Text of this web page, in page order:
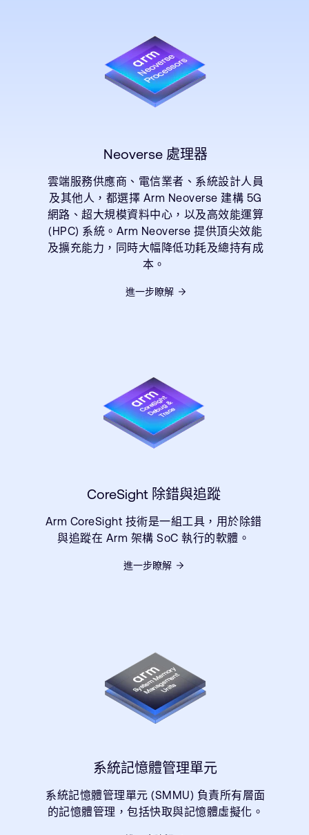
Neoverse 處理器
雲端服務供應商、電信業者、系統設計人員
及其他人，都選擇 Arm Neoverse 建構 5G
網路、超大規模資料中心，以及高效能運算
(HPC) 系統。Arm Neoverse 提供頂尖效能
及擴充能力，同時大幅降低功耗及總持有成
本。
進一步瞭解
CoreSight 除錯與追蹤
Arm CoreSight 技術是一組工具，用於除錯
與追蹤在 Arm 架構 SoC 執行的軟體。
進一步瞭解
系統記憶體管理單元
系統記憶體管理單元 (SMMU) 負責所有層面
的記憶體管理，包括快取與記憶體虛擬化。